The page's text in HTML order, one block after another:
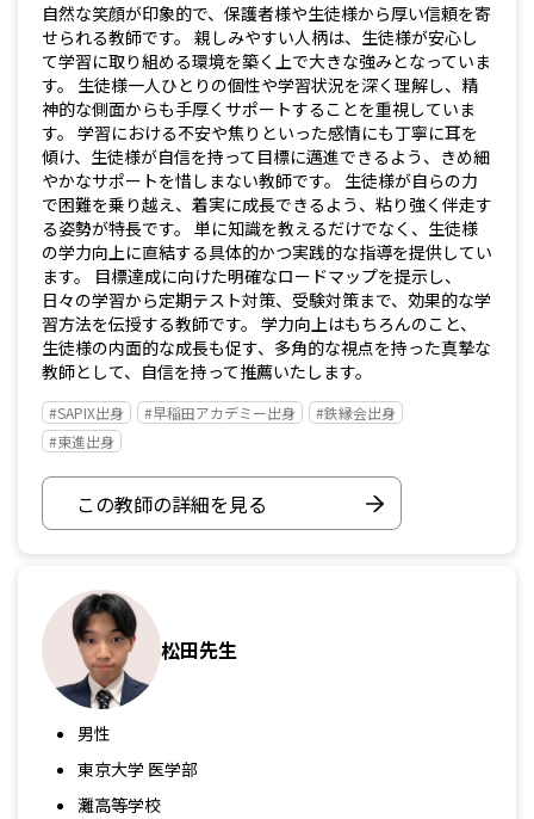
自然な笑顔が印象的で、保護者様や生徒様から厚い信頼を寄
せられる教師です。 親しみやすい人柄は、生徒様が安心し
て学習に取り組める環境を築く上で大きな強みとなっていま
す。 生徒様一人ひとりの個性や学習状況を深く理解し、精
神的な側面からも手厚くサポートすることを重視していま
す。 学習における不安や焦りといった感情にも丁寧に耳を
傾け、生徒様が自信を持って目標に邁進できるよう、きめ細
やかなサポートを惜しまない教師です。 生徒様が自らの力
で困難を乗り越え、着実に成長できるよう、粘り強く伴走す
る姿勢が特長です。 単に知識を教えるだけでなく、生徒様
の学力向上に直結する具体的かつ実践的な指導を提供してい
ます。 目標達成に向けた明確なロードマップを提示し、
日々の学習から定期テスト対策、受験対策まで、効果的な学
習方法を伝授する教師です。 学力向上はもちろんのこと、
生徒様の内面的な成長も促す、多角的な視点を持った真摯な
教師として、自信を持って推薦いたします。
#SAPIX出身 #早稲田アカデミー出身
#鉄縁会出身
#東進出身
この教師の詳細を見る
松田先生
男性
東京大学 医学部
灘高等学校